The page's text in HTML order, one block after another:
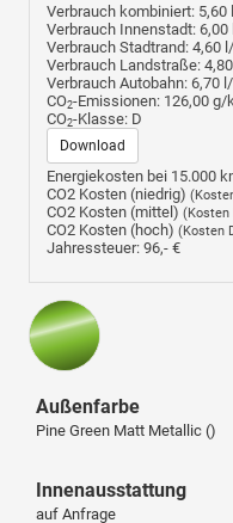
Verbrauch kombiniert: 5,60
Verbrauch Innenstadt: 6,00
Verbrauch Stadtrand: 4,60
Verbrauch Landstraße:
Verbrauch Autobahn: 6,70
CO2-Emissionen: 126,00 g/
CO2-Klasse: D
Download
Energiekosten bei 15.000
CO2 Kosten (niedrig)
CO2 Kosten (mittel) (Kosten
CO2 Kosten (hoch) (Kosten
Jahressteuer: 96,- €
Außenfarbe
Pine Green Matt Metallic ()
Innenausstattung
auf Anfrage